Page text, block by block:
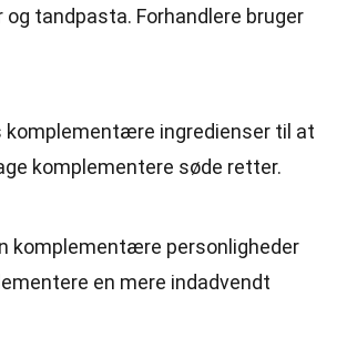
tandpasta. Forhandlere bruger
komplementære ingredienser til at
komplementere søde retter.
komplementære personligheder
en mere indadvendt